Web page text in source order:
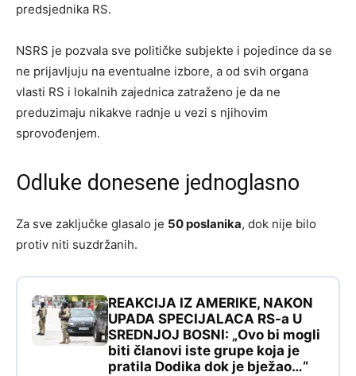
predsjednika RS.
NSRS je pozvala sve političke subjekte i pojedince da se
ne prijavljuju na eventualne izbore, a od svih organa
vlasti RS i lokalnih zajednica zatraženo je da ne
preduzimaju nikakve radnje u vezi s njihovim
sprovođenjem.
Odluke donesene jednoglasno
Za sve zaključke glasalo je 50 poslanika, dok nije bilo
protiv niti suzdržanih.
REAKCIJA IZ AMERIKE, NAKON
UPADA SPECIJALACA RS-a U
SREDNJOJ BOSNI: „Ovo bi mogli
biti članovi iste grupe koja je
pratila Dodika dok je bježao…“